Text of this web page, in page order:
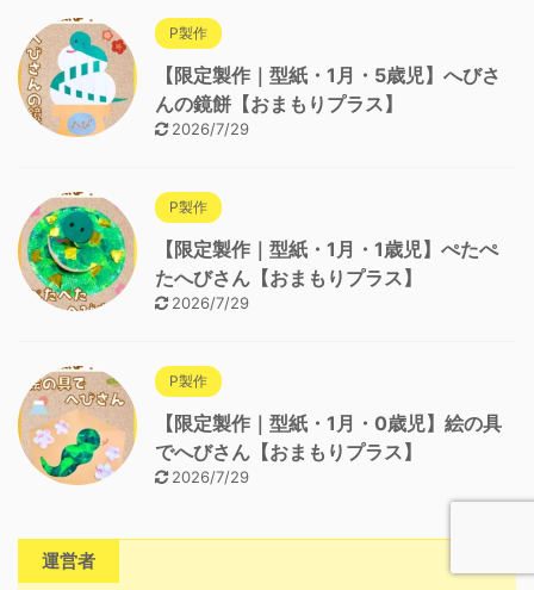
P製作
【限定製作｜型紙・1月・5歳児】へびさ
んの鏡餅【おまもりプラス】
2026/7/29
P製作
【限定製作｜型紙・1月・1歳児】ぺたぺ
たへびさん【おまもりプラス】
2026/7/29
P製作
【限定製作｜型紙・1月・0歳児】絵の具
でへびさん【おまもりプラス】
2026/7/29
運営者